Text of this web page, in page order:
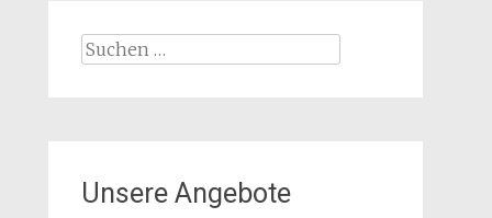
Suchen
Unsere Angebote